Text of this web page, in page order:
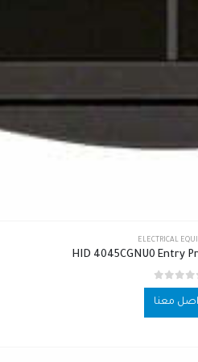
ELECTRICAL
HID 4045CGNU0 Entry
0
out of 5
معنا